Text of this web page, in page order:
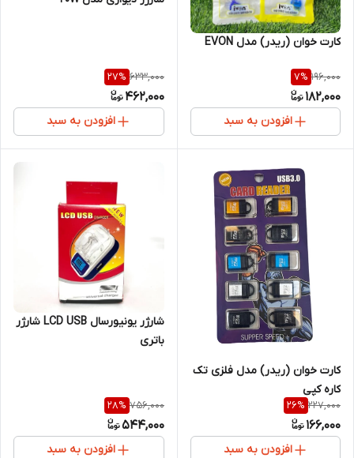
کارت‌ خوان (ریدر) مدل EVON
196,000
7%
182,000
افزودن به سبد
633,000
27%
462,000
افزودن به سبد
کارت‌ خوان (ریدر) مدل فلزی تک
کاره کپی
227,000
26%
166,000
افزودن به سبد
شارژر یونیورسال LCD USB شارژر
باتری
756,000
28%
544,000
افزودن به سبد